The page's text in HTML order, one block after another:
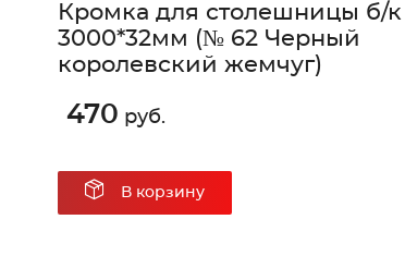
Кромка для столешницы б/к
3000*32мм (№ 62 Черный
королевский жемчуг)
470 руб.
В корзину